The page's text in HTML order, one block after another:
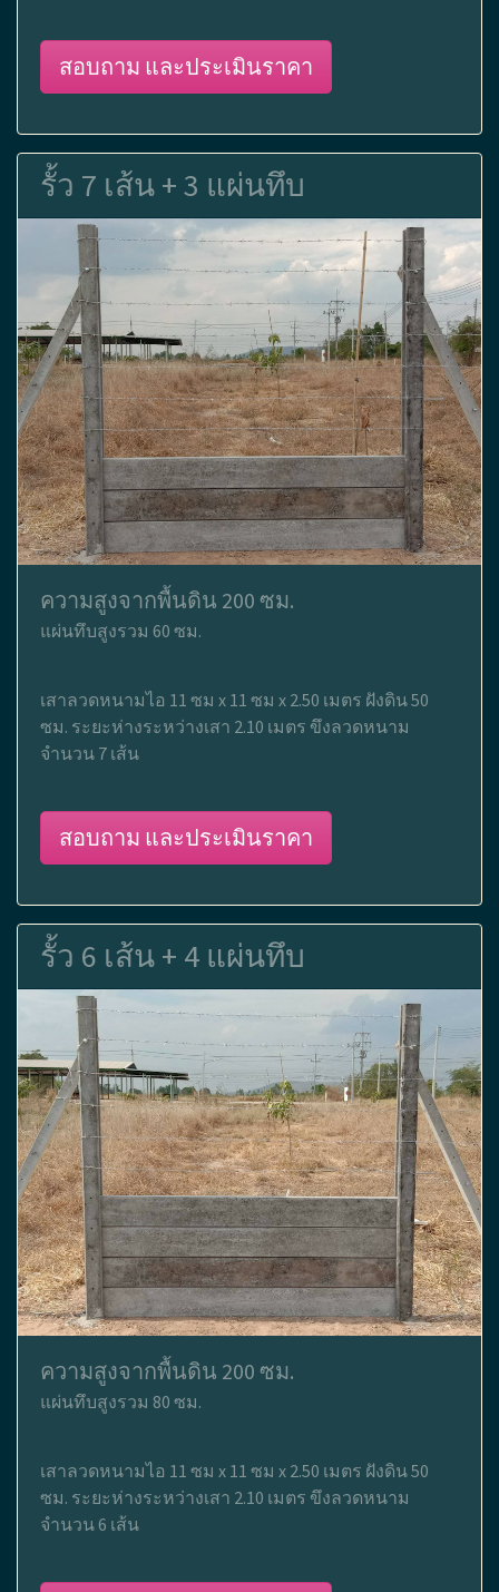
สอบถาม และประเมินราคา
รั้ว 7 เส้น + 3 แผ่นทึบ
ความสูงจากพื้นดิน 200 ซม.
แผ่นทึบสูงรวม 60 ซม.
เสาลวดหนามไอ 11 ซม x 11 ซม x 2.50 เมตร ฝังดิน 50
ซม. ระยะห่างระหว่างเสา 2.10 เมตร ขึงลวดหนาม
จำนวน 7 เส้น
สอบถาม และประเมินราคา
รั้ว 6 เส้น + 4 แผ่นทึบ
ความสูงจากพื้นดิน 200 ซม.
แผ่นทึบสูงรวม 80 ซม.
เสาลวดหนามไอ 11 ซม x 11 ซม x 2.50 เมตร ฝังดิน 50
ซม. ระยะห่างระหว่างเสา 2.10 เมตร ขึงลวดหนาม
จำนวน 6 เส้น